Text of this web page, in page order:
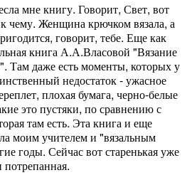
мне книгу. Говорит, Свет, вот
чему. Женщина крючком вязала, а
говорит, тебе. Еще как
книга А.А.Власовой "Вязание
Там даже есть моменты, которых у
недостаток - ужасное
плохая бумага, черно-белые
это пустяки, по сравнению с
там есть. Эта книга и еще
моим учителем и "вязальным
годы. Сейчас вот старенькая уже
потрепанная.